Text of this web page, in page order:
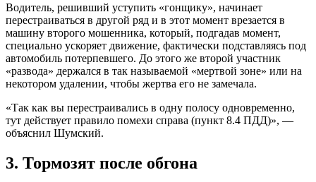
Водитель, решивший уступить «гонщику», начинает
перестраиваться в другой ряд и в этот момент врезается в
машину второго мошенника, который, подгадав момент,
специально ускоряет движение, фактически подставляясь под
автомобиль потерпевшего. До этого же второй участник
«развода» держался в так называемой «мертвой зоне» или на
некотором удалении, чтобы жертва его не замечала.
«Так как вы перестраивались в одну полосу одновременно,
тут действует правило помехи справа (пункт 8.4 ПДД)», —
объяснил Шумский.
3. Тормозят после обгона